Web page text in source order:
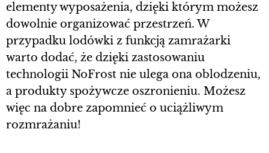
elementy wyposażenia, dzięki którym możesz
dowolnie organizować przestrzeń. W
przypadku lodówki z funkcją zamrażarki
warto dodać, że dzięki zastosowaniu
technologii NoFrost nie ulega ona oblodzeniu,
a produkty spożywcze oszronieniu. Możesz
więc na dobre zapomnieć o uciążliwym
rozmrażaniu!